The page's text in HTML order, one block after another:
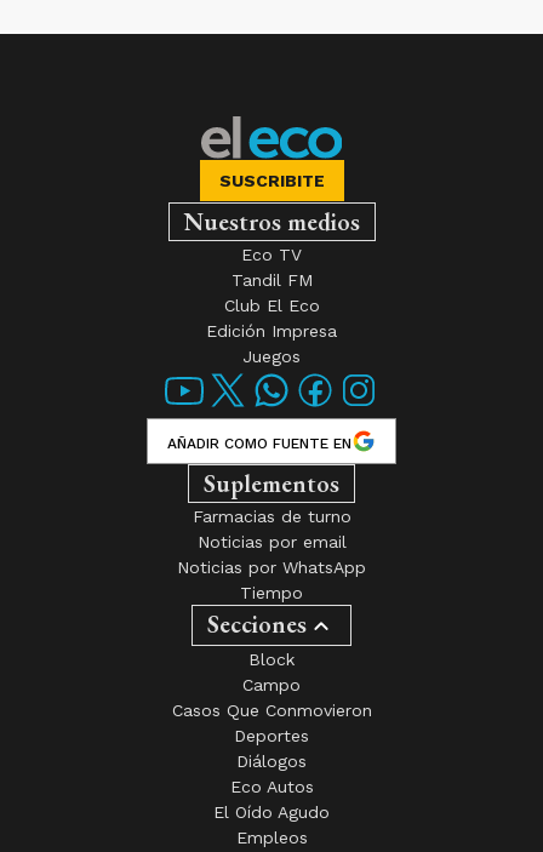
SUSCRIBITE
Nuestros medios
Eco TV
Tandil FM
Club El Eco
Edición Impresa
Juegos
AÑADIR COMO FUENTE EN
Suplementos
Farmacias de turno
Noticias por email
Noticias por WhatsApp
Tiempo
Secciones
Block
Campo
Casos Que Conmovieron
Deportes
Diálogos
Eco Autos
El Oído Agudo
Empleos